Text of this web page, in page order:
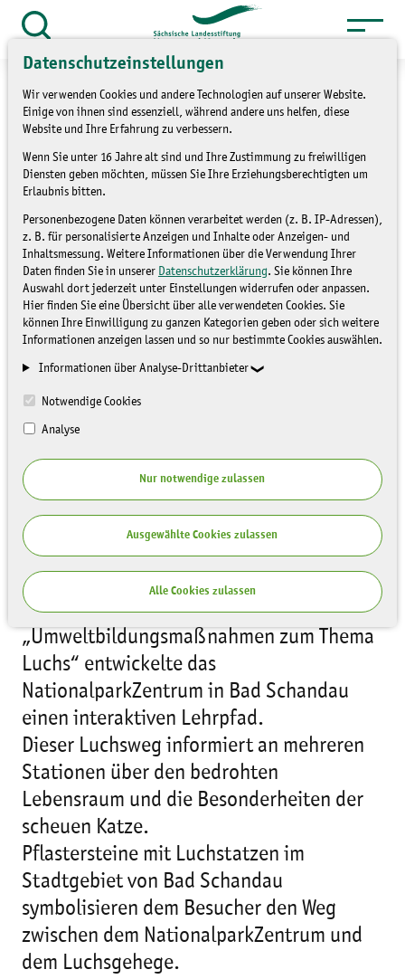
Datenschutzeinstellungen
Wir verwenden Cookies und andere Technologien auf unserer Website.
Einige von ihnen sind essenziell, während andere uns helfen, diese
Website und Ihre Erfahrung zu verbessern.
Wenn Sie unter 16 Jahre alt sind und Ihre Zustimmung zu freiwilligen
Diensten geben möchten, müssen Sie Ihre Erziehungsberechtigten um
Erlaubnis bitten.
Personenbezogene Daten können verarbeitet werden (z. B. IP-Adressen),
z. B. für personalisierte Anzeigen und Inhalte oder Anzeigen- und
Inhaltsmessung. Weitere Informationen über die Verwendung Ihrer
Daten finden Sie in unserer Datenschutzerklärung. Sie können Ihre
Auswahl dort jederzeit unter Einstellungen widerrufen oder anpassen.
Hier finden Sie eine Übersicht über alle verwendeten Cookies. Sie
können Ihre Einwilligung zu ganzen Kategorien geben oder sich weitere
Informationen anzeigen lassen und so nur bestimmte Cookies auswählen.
Informationen über Analyse-Drittanbieter
Notwendige Cookies
Analyse
Nur notwendige zulassen
Ausgewählte Cookies zulassen
Alle Cookies zulassen
Zum
Inhalt
springen
öffnen
Service » Presse und Medien
» Pressemitteilungen
Luchsweg in Bad Schandau
eröffnet
PRESSEMITTEILUNGEN
Im Rahmen des Projektes
„Umweltbildungsmaßnahmen zum Thema
Luchs“ entwickelte das
NationalparkZentrum in Bad Schandau
einen interaktiven Lehrpfad.
Dieser Luchsweg informiert an mehreren
Stationen über den bedrohten
Lebensraum und die Besonderheiten der
scheuen Katze.
Pflastersteine mit Luchstatzen im
Stadtgebiet von Bad Schandau
symbolisieren dem Besucher den Weg
zwischen dem NationalparkZentrum und
dem Luchsgehege.